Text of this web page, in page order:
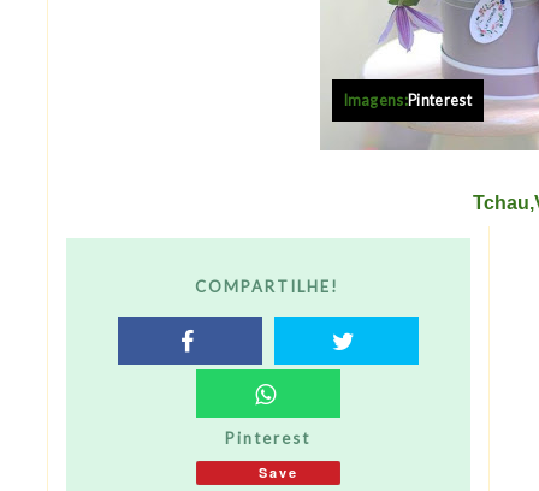
Imagens:Pinterest
COMPARTILHE!
Pinterest
Save